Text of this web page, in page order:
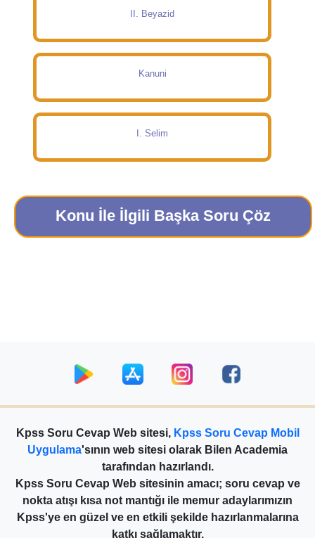
II. Beyazid
Kanuni
I. Selim
Konu İle İlgili Başka Soru Çöz
Kpss Soru Cevap Web sitesi, Kpss Soru Cevap Mobil
Uygulama'sının web sitesi olarak Bilen Academia
tarafından hazırlandı.
Kpss Soru Cevap Web sitesinin amacı; soru cevap ve
nokta atışı kısa not mantığı ile memur adaylarımızın
Kpss'ye en güzel ve en etkili şekilde hazırlanmalarına
katkı sağlamaktır.